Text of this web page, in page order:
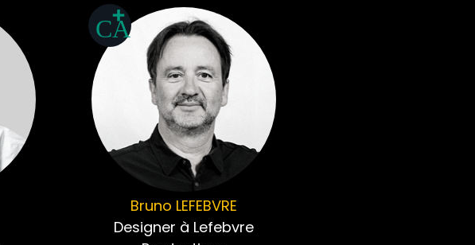
Bruno LEFEBVRE
Designer à Lefebvre